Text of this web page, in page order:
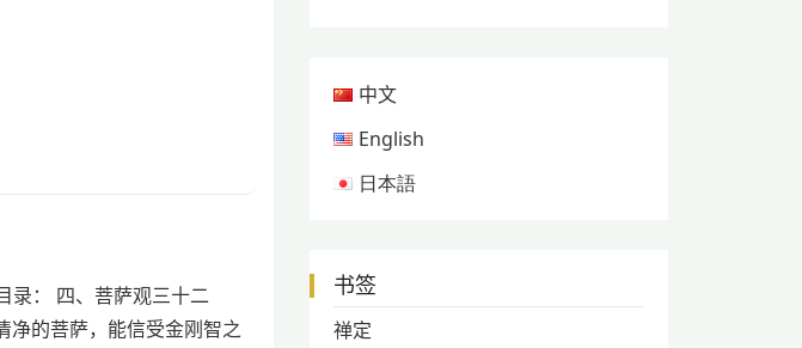
录： 四、菩萨观三十二
净的菩萨，能信受金刚智之
中文
English
日本語
书签
禅定